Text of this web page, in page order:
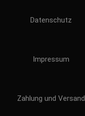
Datenschutz
Impressum
Zahlung und Versand